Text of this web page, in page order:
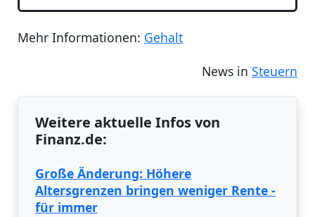
Mehr Informationen: Gehalt
News in Steuern
Weitere aktuelle Infos von
Finanz.de:
Große Änderung: Höhere
Altersgrenzen bringen weniger Rente -
für immer